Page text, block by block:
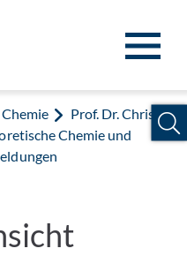
Chemie
Prof. Dr. Christel
Chemie und